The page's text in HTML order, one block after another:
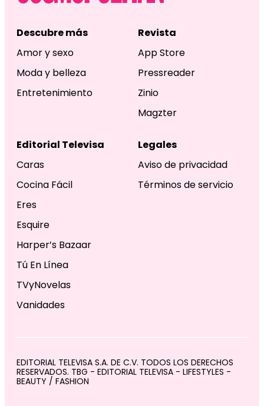
Descubre más
Amor y sexo
Moda y belleza
Entretenimiento
Revista
App Store
Pressreader
Zinio
Magzter
Editorial Televisa
Caras
Cocina Fácil
Eres
Esquire
Harper’s Bazaar
Tú En Línea
TVyNovelas
Vanidades
Legales
Aviso de privacidad
Términos de servicio
EDITORIAL TELEVISA S.A. DE C.V. TODOS LOS DERECHOS
RESERVADOS. TBG - EDITORIAL TELEVISA - LIFESTYLES -
BEAUTY / FASHION